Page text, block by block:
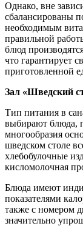
Однако, вне
сбалансированы
необходимым
правильной
блюд
что гарантирует
приготовленной
Зал «Шведский
Тип питания в
выбирают блюда,
многообразия
шведском столе
хлебобулочные
кисломолочная
Блюда имеют
показателями
также с номером
значительно